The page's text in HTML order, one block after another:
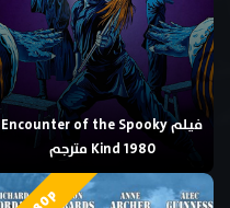
فيلم Encounter of the Spooky
Kind 1980 مترجم